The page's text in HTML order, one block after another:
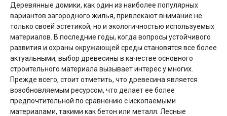
Деревянные домики, как один из наиболее популярных
вариантов загородного жилья, привлекают внимание не
только своей эстетикой, но и экологичностью используемых
материалов. В последние годы, когда вопросы устойчивого
развития и охраны окружающей среды становятся все более
актуальными, выбор древесины в качестве основного
строительного материала вызывает интерес у многих.
Прежде всего, стоит отметить, что древесина является
возобновляемым ресурсом, что делает ее более
предпочтительной по сравнению с ископаемыми
материалами, такими как бетон или металл. Лесные